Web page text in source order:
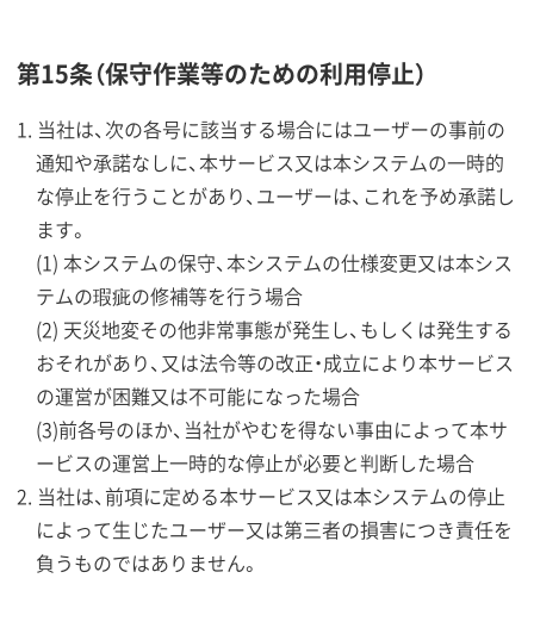
第15条（保守作業等のための利用停止）
当社は、次の各号に該当する場合にはユーザーの事前の
通知や承諾なしに、本サービス又は本システムの一時的
な停止を行うことがあり、ユーザーは、これを予め承諾し
ます。
(1) 本システムの保守、本システムの仕様変更又は本シス
テムの瑕疵の修補等を行う場合
(2) 天災地変その他非常事態が発生し、もしくは発生する
おそれがあり、又は法令等の改正・成立により本サービス
の運営が困難又は不可能になった場合
(3)前各号のほか、当社がやむを得ない事由によって本サ
ービスの運営上一時的な停止が必要と判断した場合
当社は、前項に定める本サービス又は本システムの停止
によって生じたユーザー又は第三者の損害につき責任を
負うものではありません。